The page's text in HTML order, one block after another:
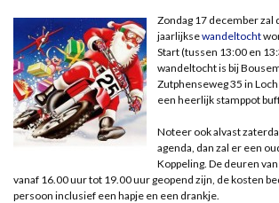
Zondag 17 december zal
jaarlijksewandeltocht
Start (tussen 13:00 en
wandeltocht is bij
Zutphenseweg 35 in
een heerlijk stamppot
Noteer ook alvast
agenda, dan zal er een
Koppeling. De deuren
vanaf 16.00 uur tot 19.00 uur geopend zijn, de kosten
persoon inclusief een hapje en een drankje.